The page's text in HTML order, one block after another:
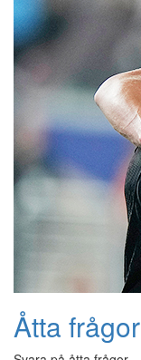
Åtta frågor